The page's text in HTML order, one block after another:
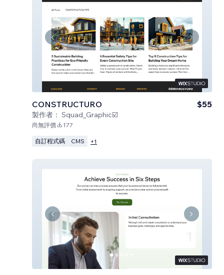
CONSTRUCTURO
製作者： Squad_Graphic☑️
$55
尚無評價 177
自訂程式碼 CMS +1